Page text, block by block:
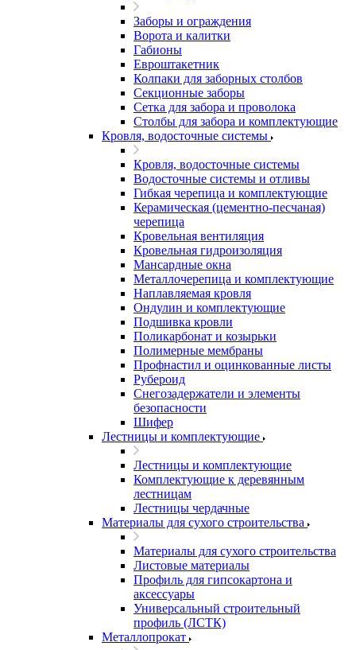
Заборы и ограждения
Ворота и калитки
Габионы
Евроштакетник
Колпаки для заборных столбов
Секционные заборы
Сетка для забора и проволока
Столбы для забора и комплектующие
Кровля, водосточные системы
Кровля, водосточные системы
Водосточные системы и отливы
Гибкая черепица и комплектующие
Керамическая (цементно-песчаная)
черепица
Кровельная вентиляция
Кровельная гидроизоляция
Мансардные окна
Металлочерепица и комплектующие
Наплавляемая кровля
Ондулин и комплектующие
Подшивка кровли
Поликарбонат и козырьки
Полимерные мембраны
Профнастил и оцинкованные листы
Рубероид
Снегозадержатели и элементы
безопасности
Шифер
Лестницы и комплектующие
Лестницы и комплектующие
Комплектующие к деревянным
лестницам
Лестницы чердачные
Материалы для сухого строительства
Материалы для сухого строительства
Листовые материалы
Профиль для гипсокартона и
аксессуары
Универсальный строительный
профиль (ЛСТК)
Металлопрокат